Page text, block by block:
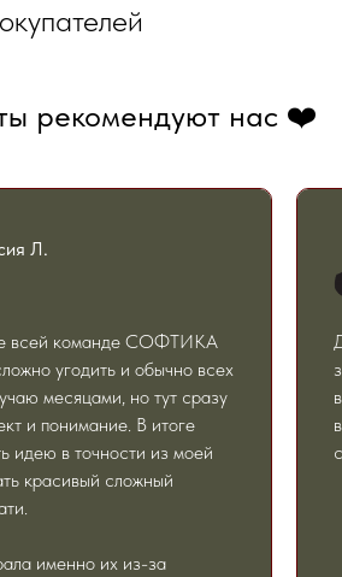
рекомендуют нас ❤️
Л.
всей команде СОФТИКА
угодить и обычно всех
месяцами, но тут сразу
и понимание. В итоге
идею в точности из моей
красивый сложный
именно их из-за